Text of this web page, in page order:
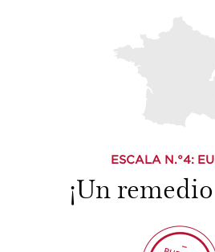
ESCALA N.°4:
¡Un